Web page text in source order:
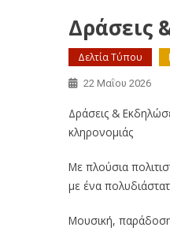
Δράσεις
Δελτία Τύπου
22 Μαΐου 2026
Δράσεις &
κληρονομιάς
Με πλούσια
με ένα
Μουσική,